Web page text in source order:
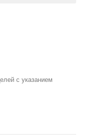
с указанием